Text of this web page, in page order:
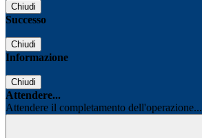
Chiudi
Successo
Chiudi
Informazione
Chiudi
Attendere...
Attendere il completamento dell'operazione...